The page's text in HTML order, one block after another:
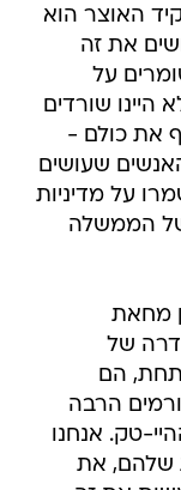
האוצר הוא
את זה
על
שורדים
את כולם -
שעושים
על מדיניות
של הממשלה
מחאת
של
הם
הרבה
טק. אנחנו
שלהם, את